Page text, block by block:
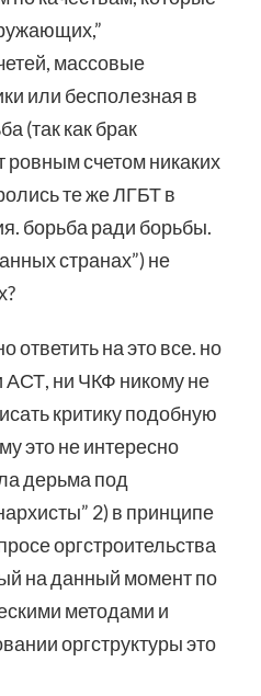
массовые
или бесполезная в
(так как брак
ровным счетом никаких
те же ЛГБТ в
борьба ради борьбы.
странах”) не
ответить на это все. но
АСТ, ни ЧКФ никому не
критику подобную
это не интересно
дерьма под
2) в принципе
оргстроительства
на данный момент по
методами и
оргструктуры это